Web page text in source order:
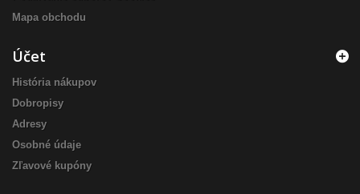
Mapa obchodu
Účet
História nákupov
Dobropisy
Adresy
Osobné údaje
Zľavové kupóny